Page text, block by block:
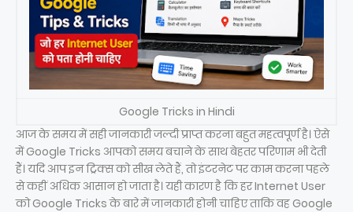
Google Tricks in Hindi
आज के समय में सही जानकारी जल्दी प्राप्त करना बहुत महत्वपूर्ण है। ऐसे
में Google Tricks आपको समय बचाने के साथ बेहतर परिणाम भी देती
हैं। यदि आप इन ट्रिक्स को सीख लेते हैं, तो इंटरनेट पर काम करना पहले
से कहीं अधिक आसान हो जाता है। यही कारण है कि हर Internet User
को Google Tricks के बारे में जानकारी होनी चाहिए ताकि वह Google